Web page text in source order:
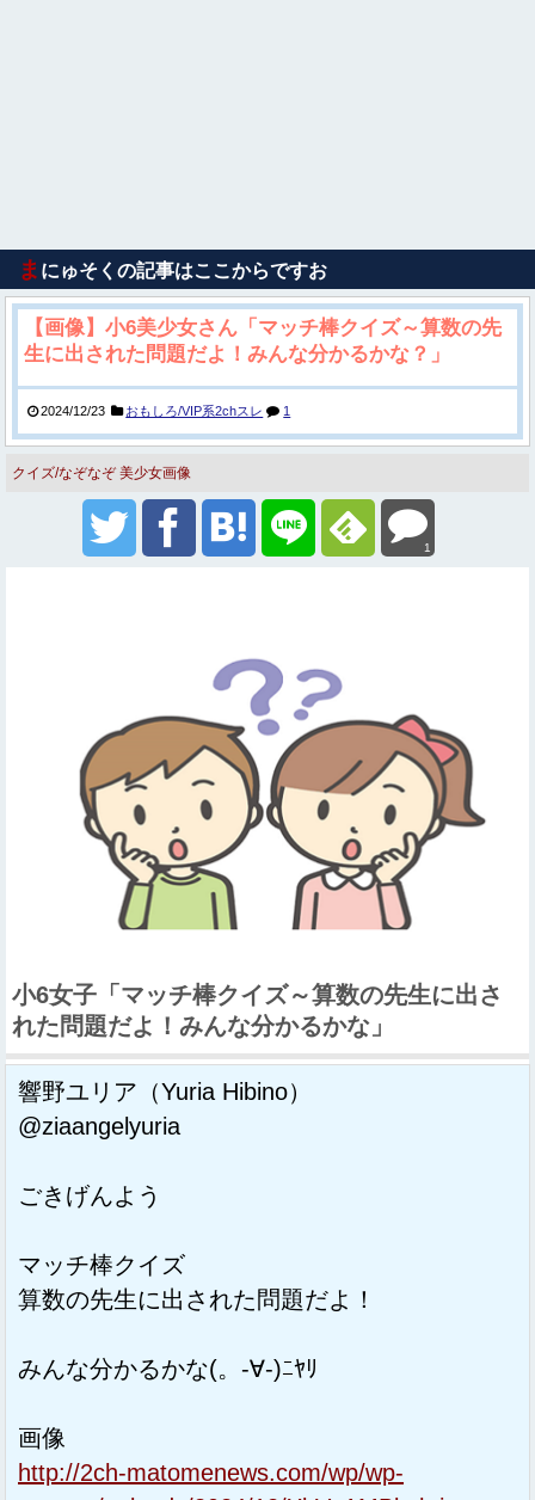
ま にゅそくの記事はここからですお
【画像】小6美少女さん「マッチ棒クイズ～算数の先
生に出された問題だよ！みんな分かるかな？」
2024/12/23 おもしろ/VIP系2chスレ 1
クイズ/なぞなぞ 美少女画像
1
小6女子「マッチ棒クイズ～算数の先生に出さ
れた問題だよ！みんな分かるかな」
響野ユリア（Yuria Hibino）
@ziaangelyuria
ごきげんよう
マッチ棒クイズ
算数の先生に出された問題だよ！
みんな分かるかな(。-∀-)ﾆﾔﾘ
画像
http://2ch-matomenews.com/wp/wp-